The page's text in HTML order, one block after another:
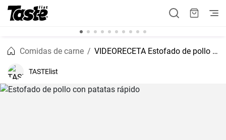
Comidas de carne VIDEORECETA Estofado de pollo con patatas rápido
TASTElist